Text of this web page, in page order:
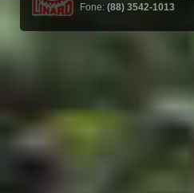
Fone: (88) 3542-1013